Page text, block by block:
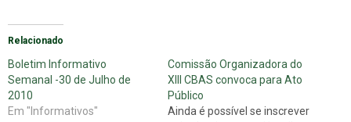
Relacionado
Boletim Informativo
Semanal -30 de Julho de
2010
Em "Informativos"
Comissão Organizadora do
XIII CBAS convoca para Ato
Público
Ainda é possível se inscrever